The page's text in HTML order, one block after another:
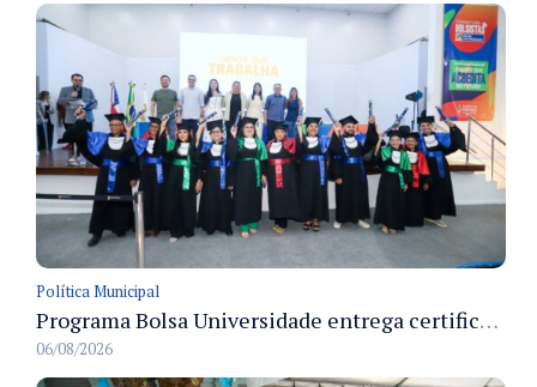
Política Municipal
Programa Bolsa Universidade entrega certificados a formandos em Manaus na sede do Executivo municipal
06/08/2026